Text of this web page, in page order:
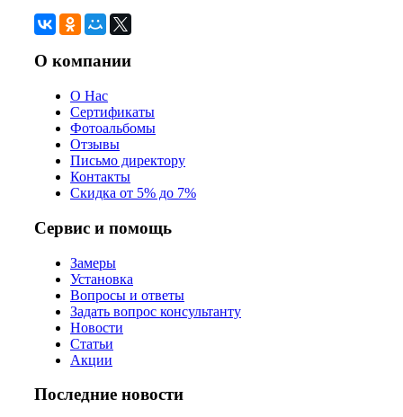
О компании
О Нас
Сертификаты
Фотоальбомы
Отзывы
Письмо директору
Контакты
Скидка от 5% до 7%
Сервис и помощь
Замеры
Установка
Вопросы и ответы
Задать вопрос консультанту
Новости
Статьи
Акции
Последние новости